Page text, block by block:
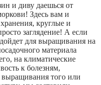
и диву даешься от
Здесь вам и
круглые и
заглядение! А если
для выращивания на
материала
на климатические
к болезням,
того или